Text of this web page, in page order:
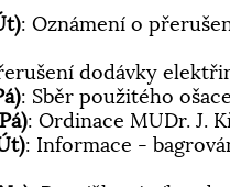
: Oznámení o
dodávky
: Sběr použitého
: Ordinace MUDr. J.
: Informace -